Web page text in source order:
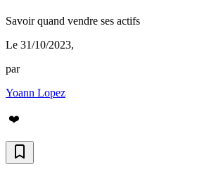
Savoir quand vendre ses actifs
Le 31/10/2023,
par
Yoann Lopez
❤️